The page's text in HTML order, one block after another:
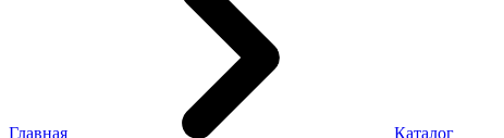
Главная Каталог